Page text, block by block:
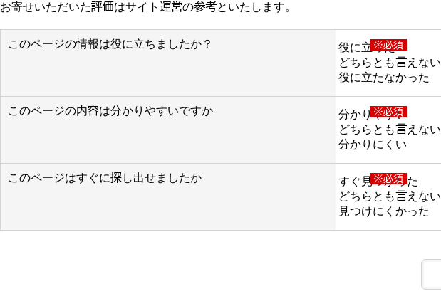
お寄せいただいた評価はサイト運営の参考といたします。
このページの情報は役に立ちましたか？ ※必須
役に立った
どちらとも言えない
役に立たなかった
このページの内容は分かりやすいですか ※必須
分かりやすい
どちらとも言えない
分かりにくい
このページはすぐに探し出せましたか ※必須
すぐ見つかった
どちらとも言えない
見つけにくかった